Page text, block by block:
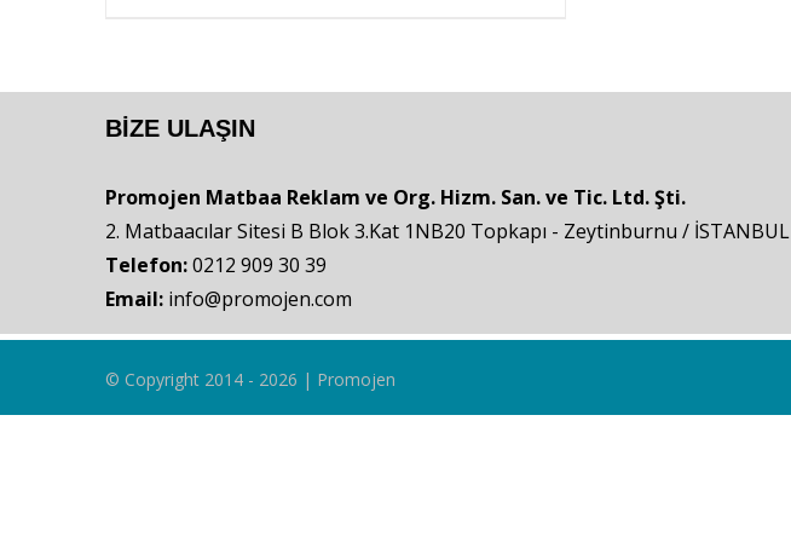
BIZE ULAŞIN
Promojen Matbaa Reklam ve Org. Hizm. San. ve Tic. Ltd. Şti.
2. Matbaacılar Sitesi B Blok 3.Kat 1NB20 Topkapı - Zeytinburnu / İSTANBUL
Telefon:0212 909 30 39
Email: info@promojen.com
© Copyright 2014 - 2026 | Promojen